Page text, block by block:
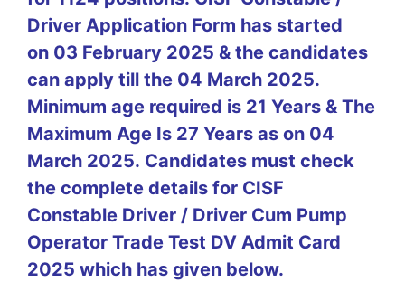
Driver Application Form has started
on 03 February 2025 & the candidates
can apply till the 04 March 2025.
Minimum age required is 21 Years & The
Maximum Age Is 27 Years as on 04
March 2025. Candidates must check
the complete details for CISF
Constable Driver / Driver Cum Pump
Operator Trade Test DV Admit Card
2025 which has given below.